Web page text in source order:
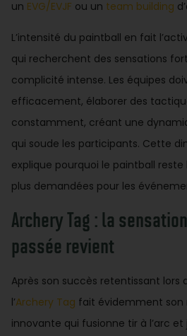
un EVG/EVJF ou un team building
L’intensité du paintball en fait
qui recherchent des sensations
complicité intense. Les équipes
efficacement, élaborer des
constamment, créant une
qui soude les participants. Cette
explique pourquoi le paintball reste
plus demandées pour les
Archery Tag : la
passée revient
Après son succès retentissant lors
l’Archery Tag fait évidemment son
innovante qui fusionne tir à l’arc